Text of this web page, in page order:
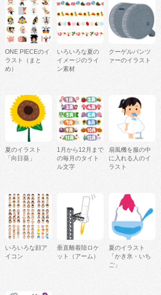
ONE PIECEのイ
ラスト（まと
め）
いろいろな夏の
イメージのライ
ン素材
クーゲルパンツ
ァーのイラスト
夏のイラスト
「向日葵」
1月から12月まで
の毎月のタイト
ル文字
扇風機を服の中
に入れる人のイ
ラスト
いろいろな顔ア
イコン
垂直離着陸ロケ
ット（アーム）
夏のイラスト
「かき氷・いち
ご」